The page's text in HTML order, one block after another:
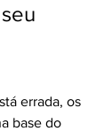
errada, os
base do